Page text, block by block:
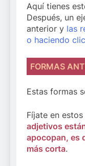
Aquí tienes
Después, un
anterior y las
o haciendo
FORMAS
Estas formas
Fíjate en
adjetivos
apocopan, es
más corta.